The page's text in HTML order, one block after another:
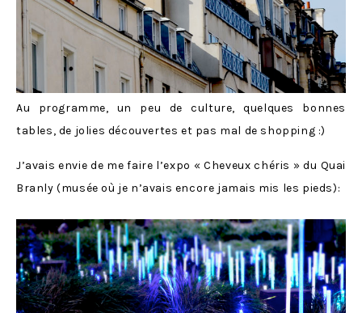
Au programme, un peu de culture, quelques bonnes
tables, de jolies découvertes et pas mal de shopping :)
J’avais envie de me faire l’expo « Cheveux chéris » du Quai
Branly (musée où je n’avais encore jamais mis les pieds):